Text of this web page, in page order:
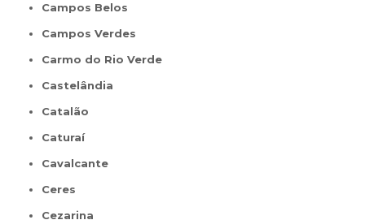
Campos Belos
Campos Verdes
Carmo do Rio Verde
Castelândia
Catalão
Caturaí
Cavalcante
Ceres
Cezarina